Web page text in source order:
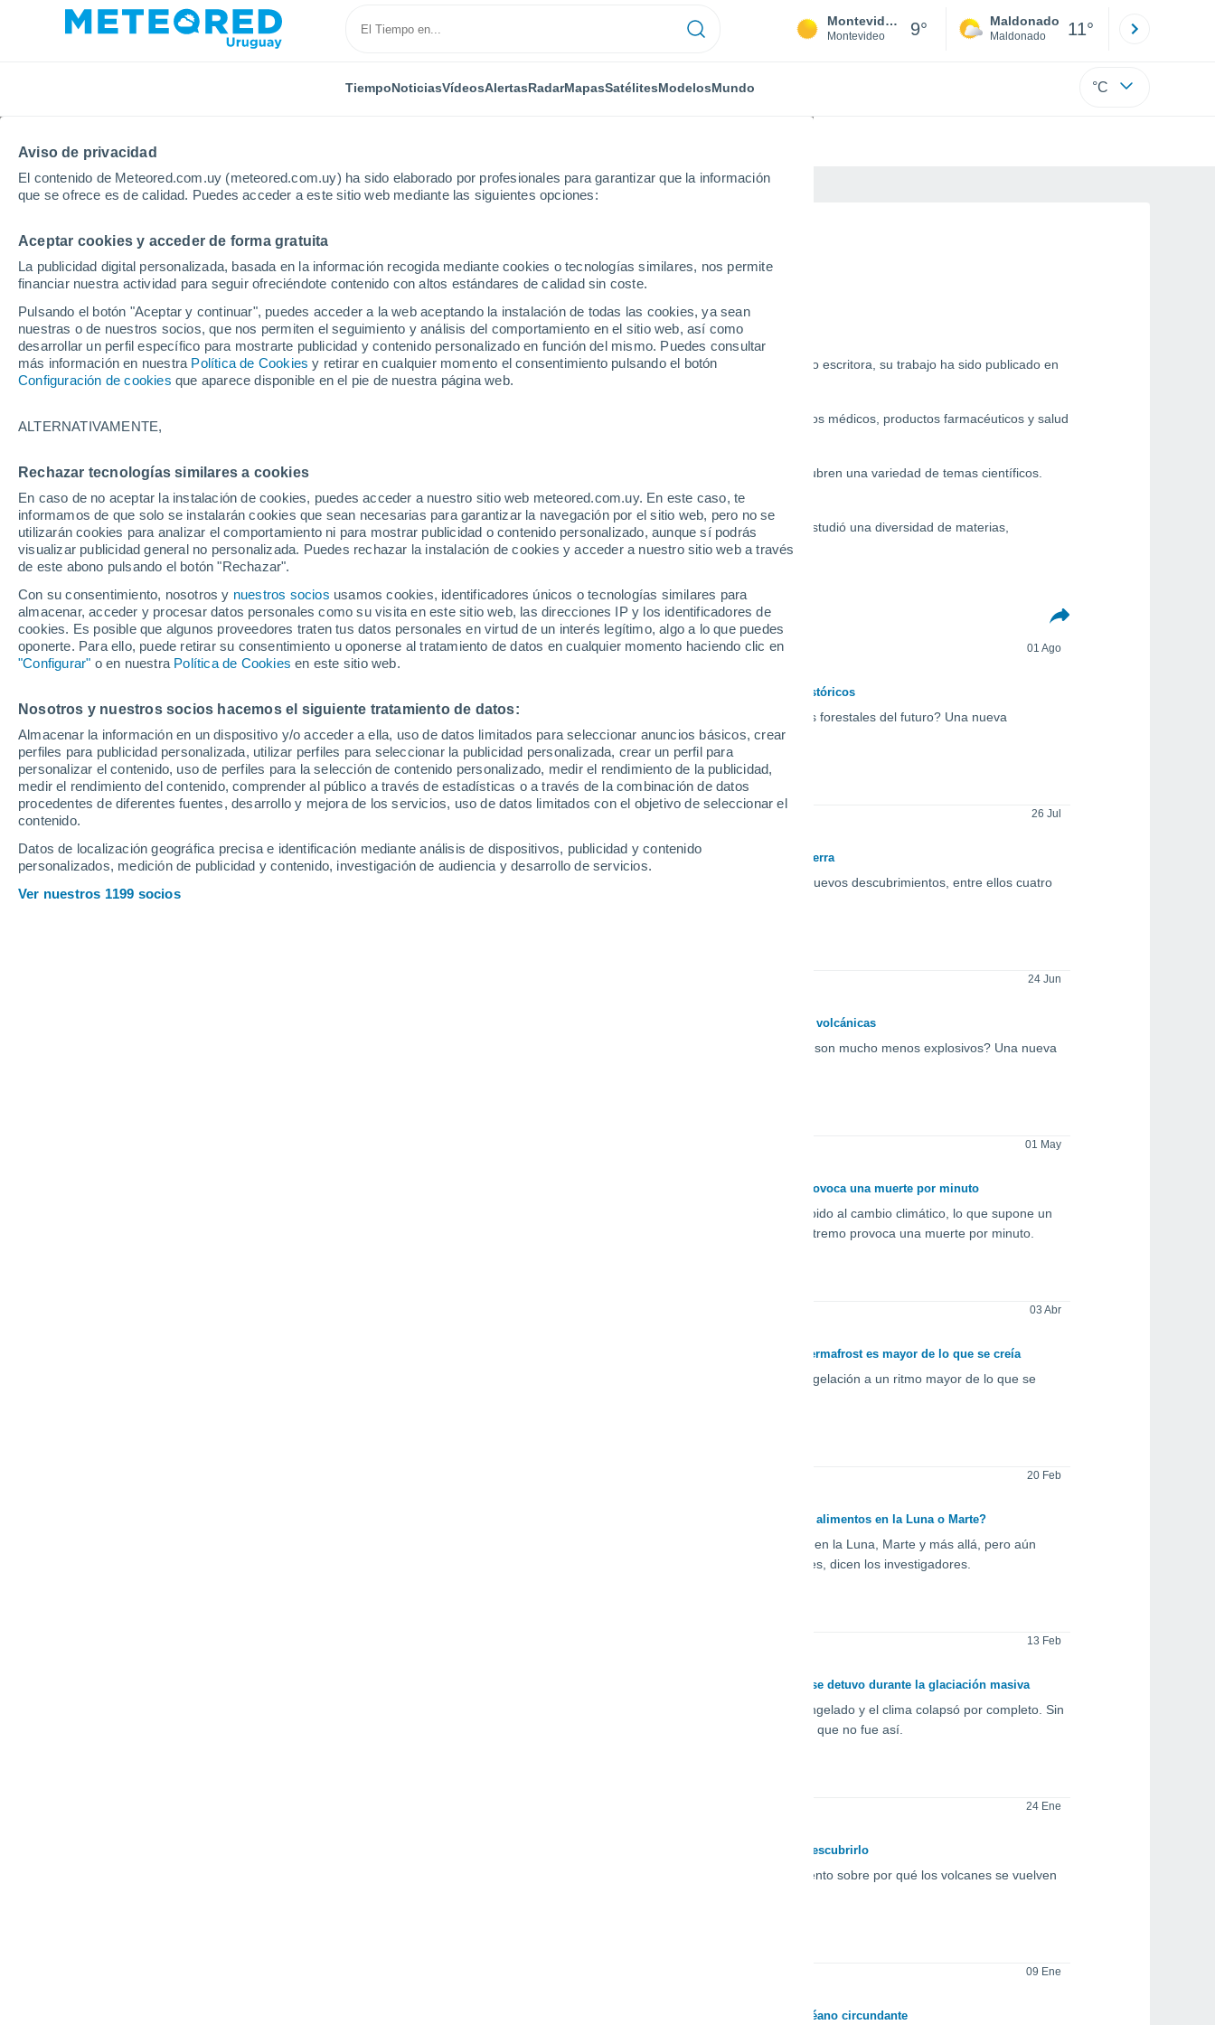
Aviso de privacidad
El contenido de Meteored.com.uy (meteored.com.uy) ha sido elaborado por profesionales para garantizar que la información
que se ofrece es de calidad. Puedes acceder a este sitio web mediante las siguientes opciones:
Aceptar cookies y acceder de forma gratuita
La publicidad digital personalizada, basada en la información recogida mediante cookies o tecnologías similares, nos permite
financiar nuestra actividad para seguir ofreciéndote contenido con altos estándares de calidad sin coste.
Pulsando el botón "Aceptar y continuar", puedes acceder a la web aceptando la instalación de todas las cookies, ya sean
nuestras o de nuestros socios, que nos permiten el seguimiento y análisis del comportamiento en el sitio web, así como
desarrollar un perfil específico para mostrarte publicidad y contenido personalizado en función del mismo. Puedes consultar
más información en nuestra Política de Cookies y retirar en cualquier momento el consentimiento pulsando el botón
Configuración de cookies que aparece disponible en el pie de nuestra página web.
ALTERNATIVAMENTE,
Rechazar tecnologías similares a cookies
En caso de no aceptar la instalación de cookies, puedes acceder a nuestro sitio web meteored.com.uy. En este caso, te
informamos de que solo se instalarán cookies que sean necesarias para garantizar la navegación por el sitio web, pero no se
utilizarán cookies para analizar el comportamiento ni para mostrar publicidad o contenido personalizado, aunque sí podrás
visualizar publicidad general no personalizada. Puedes rechazar la instalación de cookies y acceder a nuestro sitio web a través
de este abono pulsando el botón "Rechazar".
Con su consentimiento, nosotros y nuestros socios usamos cookies, identificadores únicos o tecnologías similares para
almacenar, acceder y procesar datos personales como su visita en este sitio web, las direcciones IP y los identificadores de
cookies. Es posible que algunos proveedores traten tus datos personales en virtud de un interés legítimo, algo a lo que puedes
oponerte. Para ello, puede retirar su consentimiento u oponerse al tratamiento de datos en cualquier momento haciendo clic en
"Configurar" o en nuestra Política de Cookies en este sitio web.
Nosotros y nuestros socios hacemos el siguiente tratamiento de datos:
Almacenar la información en un dispositivo y/o acceder a ella, uso de datos limitados para seleccionar anuncios básicos, crear
perfiles para publicidad personalizada, utilizar perfiles para seleccionar la publicidad personalizada, crear un perfil para
personalizar el contenido, uso de perfiles para la selección de contenido personalizado, medir el rendimiento de la publicidad,
medir el rendimiento del contenido, comprender al público a través de estadísticas o a través de la combinación de datos
procedentes de diferentes fuentes, desarrollo y mejora de los servicios, uso de datos limitados con el objetivo de seleccionar el
contenido.
Datos de localización geográfica precisa e identificación mediante análisis de dispositivos, publicidad y contenido
personalizados, medición de publicidad y contenido, investigación de audiencia y desarrollo de servicios.
Ver nuestros 1199 socios
Montevideo
Montevideo 9° Maldonado
Maldonado 11°
TiempoNoticiasVídeosAlertasRadarMapasSatélitesModelosMundo °C
Inicio Sobre nosotros Equipo Kerry Taylor-Smith
Kerry Taylor-Smith
Periodista medioambiental -90 artículos
Kerry es escritora y editora freelance,especializada en contenidos relacionados con la ciencia y la salud
. Como escritora, su trabajo ha sido publicado en
muchas revistas y sitios web científicos y médicos, incluidos el portfolio AZO, Forward,
Los artículos de Kerry cubren una amplia gama de temas que incluyen astronomía, nanotecnología, física, dispositivos médicos, productos farmacéuticos y salud
Kerry fue anteriormente editora web de Laboratory News, donde
que cubren una variedad de temas científicos.
También fue responsable de encargar y editar artículos, revisar la revista y mantener la presencia en línea del título.
Kerry está capacitada en NCTJ y tiene una licenciatura en Ciencias Naturalesde laUniversidad de Bath
, donde estudió una diversidad de materias,
incluyendo química, biología y ciencias ambientales.
Artículos de Kerry Taylor-Smith
CIENCIA
01 Ago
El cambio climático provocó incendios forestales en toda Europa en tiempos prehistóricos
¿Qué nos pueden enseñar los incendios forestales del pasado sobre los incendios forestales del futuro? Una nueva
investigación que examina polen y esporas antiguas en toda Europa lo averigua.
26 Jul
Descubren cuatro enanas blancas escondidas en el "patio trasero" cósmico de la Tierra
Algunas zonas del espacio que llevamos años estudiando siguen deparándonos nuevos descubrimientos, entre ellos cuatro
24 Jun
Los cambios en la temperatura del magma provocan diferencias en las explosiones volcánicas
¿Por qué algunos volcanes entran en erupción violentamente, mientras que otros son mucho menos explosivos? Una nueva
01 May
El cambio climático alarga la temporada de polen, mientras que el calor extremo provoca una muerte por minuto
Según un nuevo informe, la temporada de polen se ha alargado dos semanas debido al cambio climático, lo que supone un
mayor sufrimiento para quienes padecen fiebre del heno, mientras que el calor extremo provoca una muerte por minuto.
03 Abr
Unos investigadores de Leeds alertan: la fuga de gases de efecto invernadero del permafrost es mayor de lo que se creía
El carbono y el metano se están escapando del permafrost en proceso de descongelación a un ritmo mayor de lo que se
20 Feb
Nuevas esperanzas para los cultivos espaciales: ¿qué tan cerca estamos de cultivar alimentos en la Luna o Marte?
Las plantas desempeñarán un papel clave en el sostenimiento de la vida humana en la Luna, Marte y más allá, pero aún
queda mucho por hacer antes de que podamos establecer invernaderos espaciales, dicen los investigadores.
13 Feb
Científicos de Southampton demuestran que el clima de la Tierra Bola de Nieve no se detuvo durante la glaciación masiva
Se creía que durante la Tierra Bola de Nieve el planeta estuvo completamente congelado y el clima colapsó por completo. Sin
embargo, un nuevo análisis de rocas excepcionalmente bien conservadas sugiere que no fue así.
24 Ene
¿Qué convierte a un volcán silencioso en mortal? Una nueva investigación busca descubrirlo
Un proyecto de investigación de 3,7 millones de libras mejorará nuestro conocimiento sobre por qué los volcanes se vuelven
09 Ene
Los arrecifes actúan como poderosos reguladores de la vida microscópica en el océano circundante